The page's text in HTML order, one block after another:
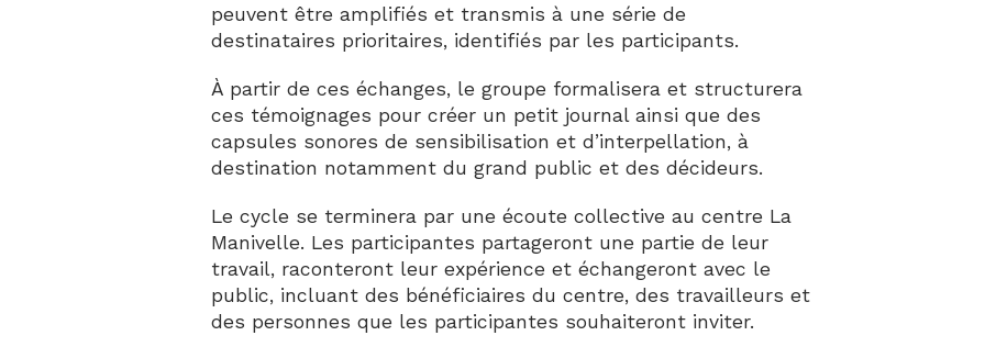
peuvent être amplifiés et transmis à une série de
destinataires prioritaires, identifiés par les participants.
À partir de ces échanges, le groupe formalisera et structurera
ces témoignages pour créer un petit journal ainsi que des
capsules sonores de sensibilisation et d’interpellation, à
destination notamment du grand public et des décideurs.
Le cycle se terminera par une écoute collective au centre La
Manivelle. Les participantes partageront une partie de leur
travail, raconteront leur expérience et échangeront avec le
public, incluant des bénéficiaires du centre, des travailleurs et
des personnes que les participantes souhaiteront inviter.